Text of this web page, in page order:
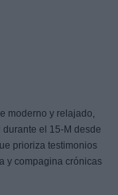
moderno y relajado,
el 15-M desde
prioriza testimonios
y compagina crónicas